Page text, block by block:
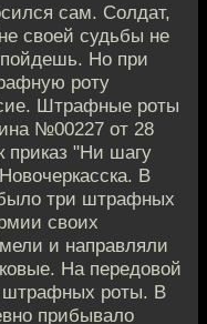
сам. Солдат,
своей судьбы не
Но при
роту
Штрафные роты
№00227 от 28
приказ "Ни шагу
В
три штрафных
своих
и направляли
На передовой
штрафных роты. В
прибывало